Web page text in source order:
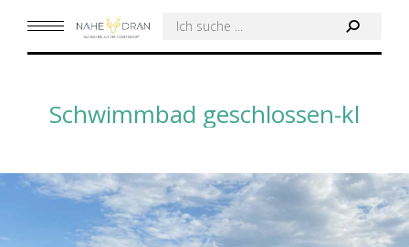
Search:
Schwimmbad geschlossen-kl